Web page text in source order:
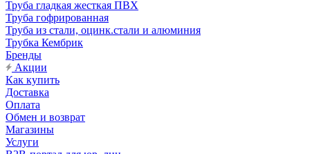
Труба гладкая жесткая ПВХ
Труба гофрированная
Труба из стали, оцинк.стали и алюминия
Трубка Кембрик
Бренды
Акции
Как купить
Доставка
Оплата
Обмен и возврат
Магазины
Услуги